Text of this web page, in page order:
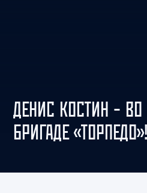
ДЕНИС КОСТИН –
БРИГАДЕ «ТОРПЕДО»!